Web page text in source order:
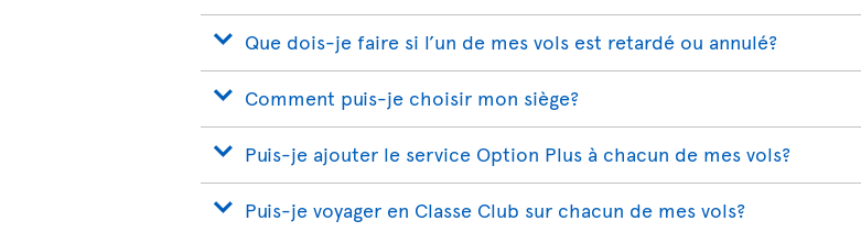
Que dois-je faire si l’un de mes vols est retardé ou annulé?
Comment puis-je choisir mon siège?
Puis-je ajouter le service Option Plus à chacun de mes vols?
Puis-je voyager en Classe Club sur chacun de mes vols?